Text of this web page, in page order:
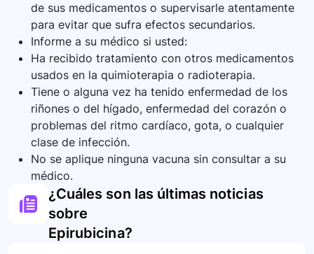
de sus medicamentos o supervisarle atentamente
para evitar que sufra efectos secundarios.
Informe a su médico si usted:
Ha recibido tratamiento con otros medicamentos
usados en la quimioterapia o radioterapia.
Tiene o alguna vez ha tenido enfermedad de los
riñones o del hígado, enfermedad del corazón o
problemas del ritmo cardíaco, gota, o cualquier
clase de infección.
No se aplique ninguna vacuna sin consultar a su
médico.
¿Cuáles son las últimas noticias
sobre
Epirubicina?